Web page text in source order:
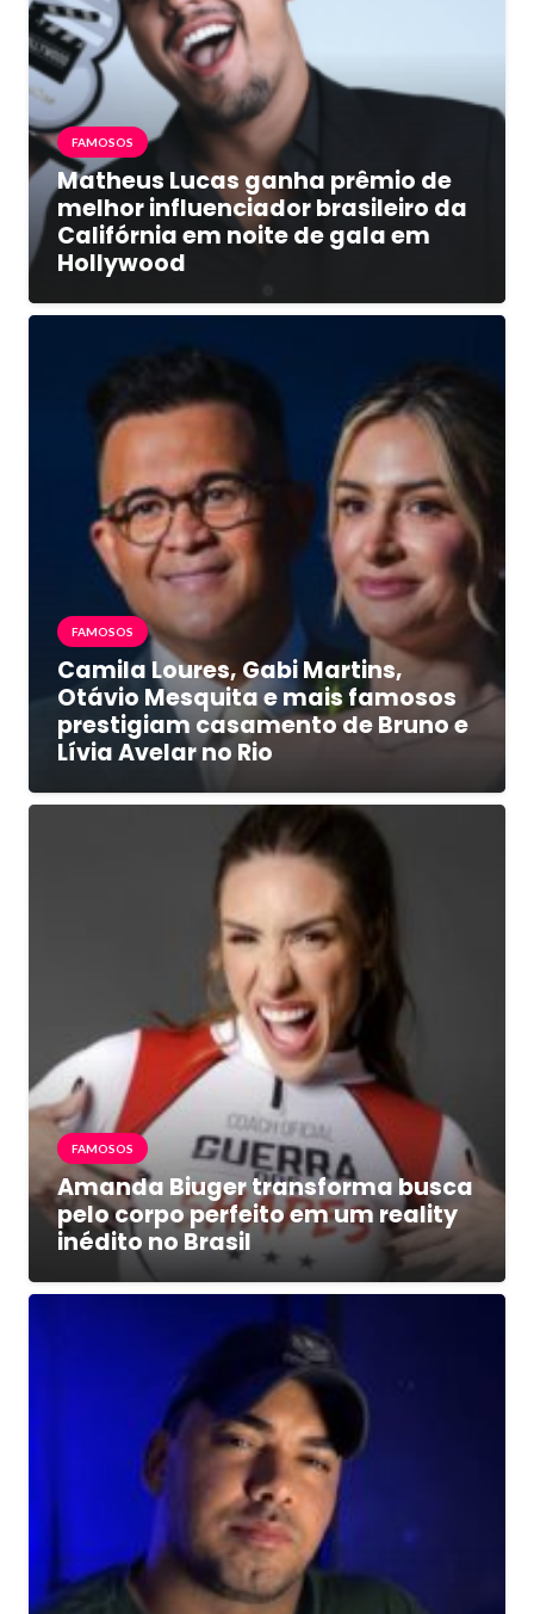
FAMOSOS
Matheus Lucas ganha prêmio de
melhor influenciador brasileiro da
Califórnia em noite de gala em
Hollywood
FAMOSOS
Camila Loures, Gabi Martins,
Otávio Mesquita e mais famosos
prestigiam casamento de Bruno e
Lívia Avelar no Rio
FAMOSOS
Amanda Biuger transforma busca
pelo corpo perfeito em um reality
inédito no Brasil